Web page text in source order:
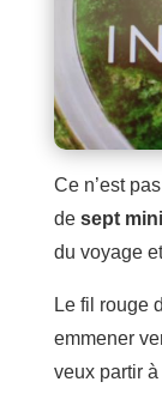
Ce n’est
de sept
du voyage
Le fil rouge
emmener
veux partir